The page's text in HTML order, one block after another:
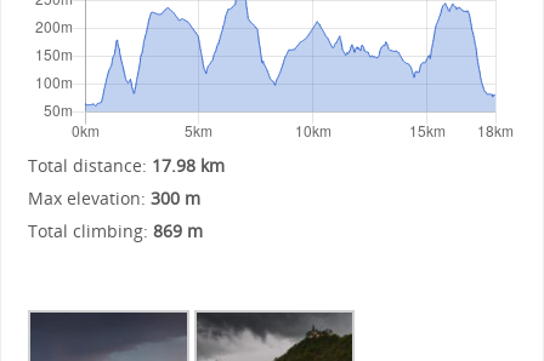
Total distance: 17.98 km
Max elevation: 300 m
Total climbing: 869 m